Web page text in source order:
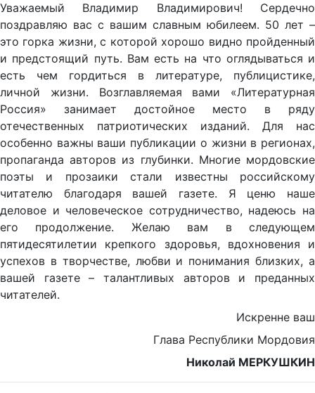
Уважаемый Владимир Владимирович! Сердечно
поздравляю вас с вашим славным юбилеем. 50 лет –
это горка жизни, с которой хорошо видно пройденный
и предстоящий путь. Вам есть на что оглядываться и
есть чем гордиться в литературе, публицистике,
личной жизни. Возглавляемая вами «Литературная
Россия» занимает достойное место в ряду
отечественных патриотических изданий. Для нас
особенно важны ваши публикации о жизни в регионах,
пропаганда авторов из глубинки. Многие мордовские
поэты и прозаики стали известны российскому
читателю благодаря вашей газете. Я ценю наше
деловое и человеческое сотрудничество, надеюсь на
его продолжение. Желаю вам в следующем
пятидесятилетии крепкого здоровья, вдохновения и
успехов в творчестве, любви и понимания близких, а
вашей газете – талантливых авторов и преданных
читателей.
Искренне ваш
Глава Республики Мордовия
Николай МЕРКУШКИН